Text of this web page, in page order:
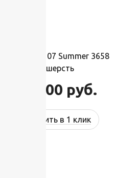
Прямой 107 Summer 3658
м, 100% шерсть
110 000 руб.
Купить в 1 клик